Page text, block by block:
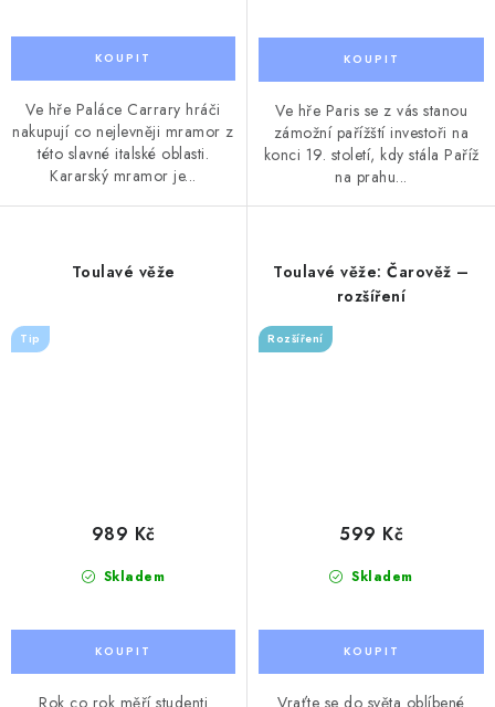
Ve hře Paláce Carrary hráči
nakupují co nejlevněji mramor z
této slavné italské oblasti.
Kararský mramor je...
Ve hře Paris se z vás stanou
zámožní pařížští investoři na
konci 19. století, kdy stála Paříž
na prahu...
Toulavé věže
Tip
Skladem
989 Kč
Rok co rok měří studenti
Toulavé věže: Čarověž –
rozšíření
Rozšíření
Skladem
599 Kč